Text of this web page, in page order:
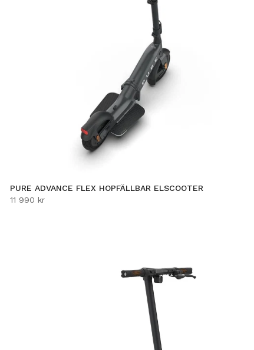
PURE ADVANCE FLEX HOPFÄLLBAR ELSCOOTER
11 990 kr